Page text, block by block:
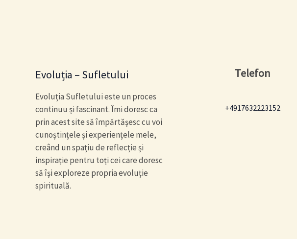
Evoluția – Sufletului
Evoluția Sufletului este un proces
continuu și fascinant. Îmi doresc ca
prin acest site să împărtășesc cu voi
cunoștințele și experiențele mele,
creând un spațiu de reflecție și
inspirație pentru toți cei care doresc
să își exploreze propria evoluție
spirituală.
Telefon
+4917632223152